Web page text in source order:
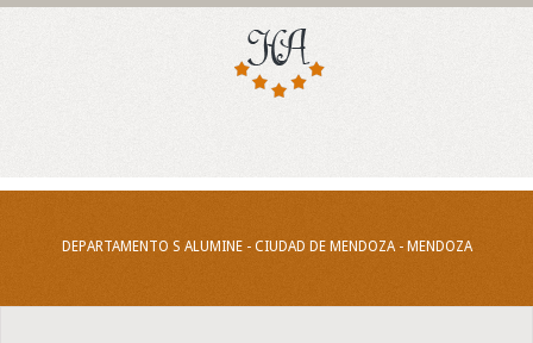
DEPARTAMENTO S ALUMINE - CIUDAD DE MENDOZA - MENDOZA